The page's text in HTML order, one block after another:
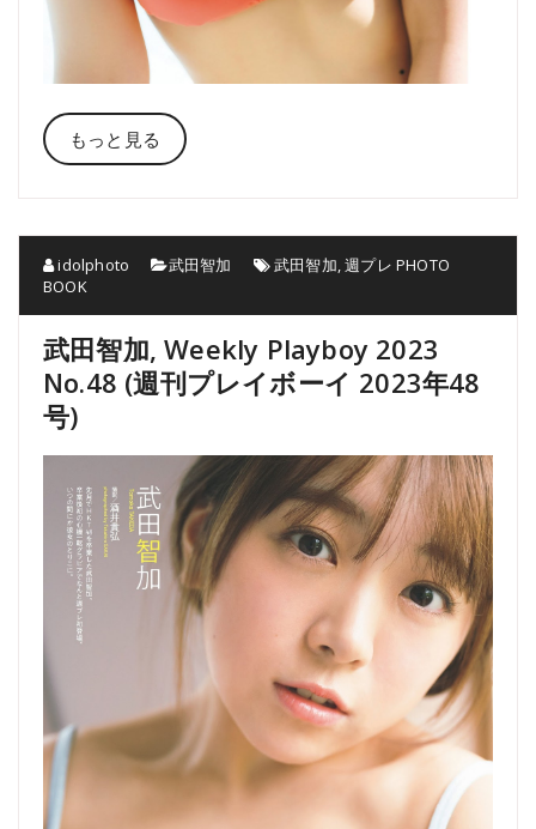
もっと見る
idolphoto 武田智加 武田智加,週プレ PHOTO
BOOK
武田智加, Weekly Playboy 2023
No.48 (週刊プレイボーイ 2023年48
号)